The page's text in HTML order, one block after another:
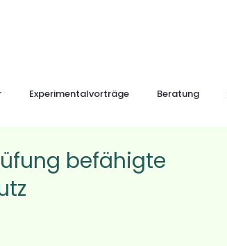
Experimentalvorträge Beratung
befähigte